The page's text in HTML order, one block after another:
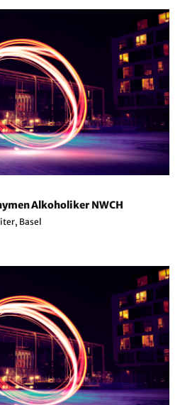
Alkoholiker NWCH
Basel